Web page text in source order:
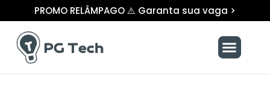
para
conteúdo
PROMO RELÂMPAGO ⚠️ Garanta sua vaga >
Menu